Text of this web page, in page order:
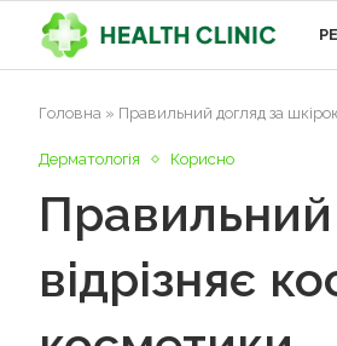
Головна » Правильний догляд за
Дерматологія Корисно
відрізняє